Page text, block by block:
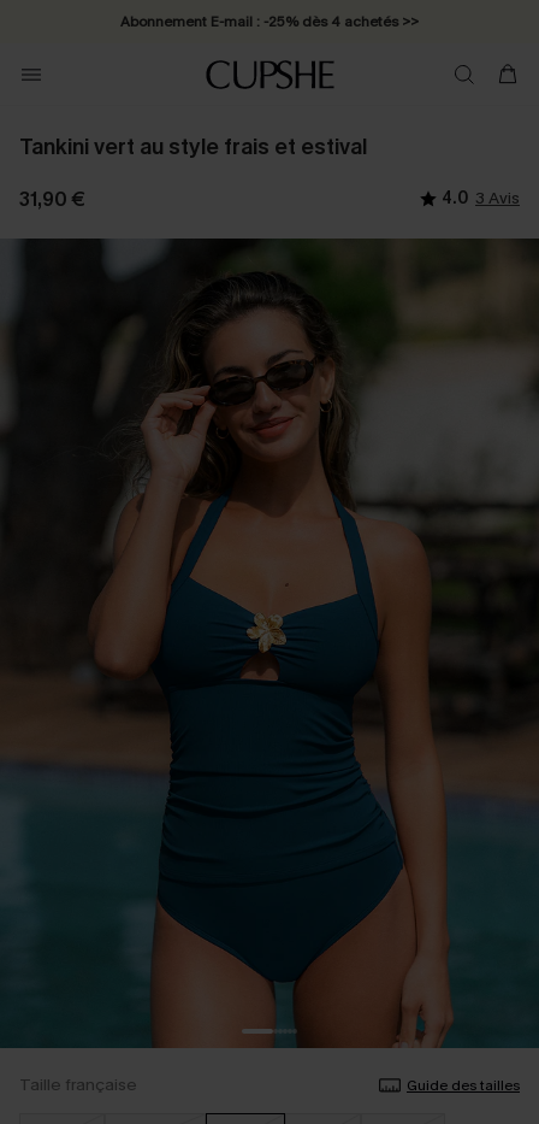
Abonnement E-mail : -25% dès 4 achetés >>
Tankini vert au style frais et estival
31,90 € 4.0 3 Avis
Taille française Guide des tailles